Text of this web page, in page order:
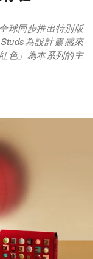
球同步推出特別版
為設計靈感來
色」為本系列的主